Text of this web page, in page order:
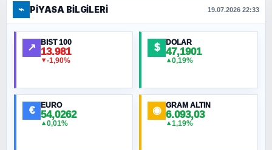
FERHAT BÜYÜKKALKAN
Ankara Zirvesi: NATO Toplantısı mı, Yeni
Ortadoğu Haritasının Provası mı?
MURAT ÖZKAN
⌁ PIYASA BILGILERI 19.07.2026 22:33
↗ BIST 100
13.981
▼-1,90%
$ DOLAR
47,1901
▲0,19%
€ EURO
54,0262
▲0,01%
◉ GRAM ALTIN
6.093,03
▲1,19%